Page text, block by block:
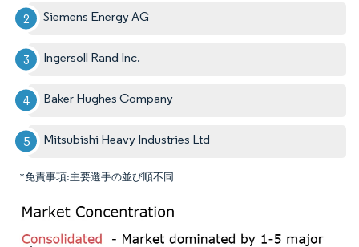
Siemens Energy AG
Ingersoll Rand Inc.
Baker Hughes Company
Mitsubishi Heavy Industries Ltd
*免責事項:主要選手の並び順不同